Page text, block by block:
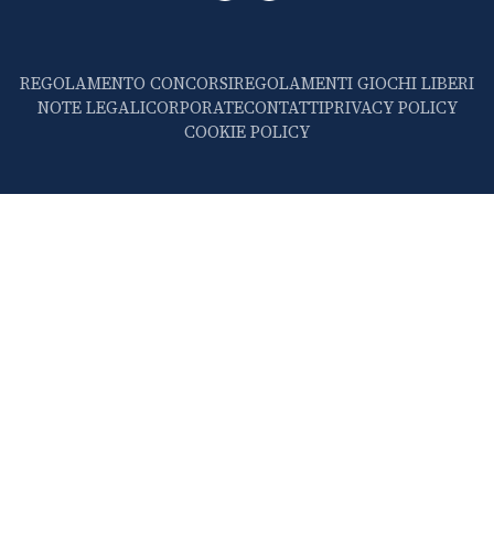
REGOLAMENTO CONCORSIREGOLAMENTI GIOCHI LIBERI
NOTE LEGALICORPORATECONTATTIPRIVACY POLICY
COOKIE POLICY